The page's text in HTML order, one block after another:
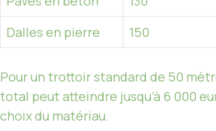
Dalles en pierre
150
Pour un trottoir standard de 50
total peut atteindre jusqu’à 6 000
choix du matériau.